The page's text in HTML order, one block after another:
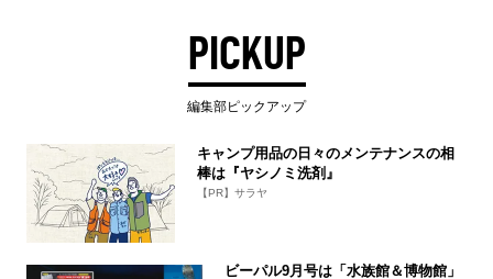
PICKUP
編集部ピックアップ
キャンプ用品の日々のメンテナンスの相
棒は『ヤシノミ洗剤』
【PR】サラヤ
ビーパル9月号は「水族館＆博物館」